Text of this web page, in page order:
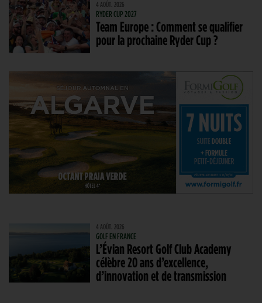
4 AOÛT. 2026
RYDER CUP 2027
Team Europe : Comment se qualifier
pour la prochaine Ryder Cup ?
4 AOÛT. 2026
GOLF EN FRANCE
L’Évian Resort Golf Club Academy
célèbre 20 ans d’excellence,
d’innovation et de transmission